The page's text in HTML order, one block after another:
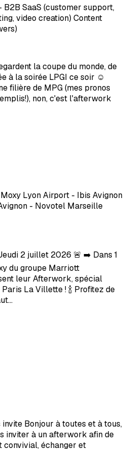
B2B SaaS (customer support,
video creation) Content
la coupe du monde, de
à la soirée LPGI ce soir ☺️
filière de MPG (mes pronos
non, c'est l'afterwork
Lyon Airport - Ibis Avignon
- Novotel Marseille
2 juillet 2026 🚨 ➡️ Dans 1
du groupe Marriott
leur Afterwork, spécial
La Villette ! 🍾 Profitez de
Bonjour à toutes et à tous,
inviter à un afterwork afin de
convivial, échanger et